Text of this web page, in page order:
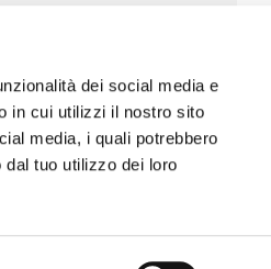
dei social media e
in cui utilizzi il nostro sito
media, i quali potrebbero
tuo utilizzo dei loro
CF/PI 01035400140